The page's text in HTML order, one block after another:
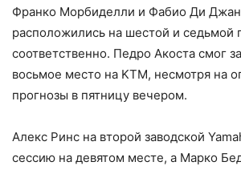
Франко Морбиделли и Фабио Ди
расположились на шестой и седьмой
соответственно. Педро Акоста смог
восьмое место на KTM, несмотря на
прогнозы в пятницу вечером.
Алекс Ринс на второй заводской
сессию на девятом месте, а Марко